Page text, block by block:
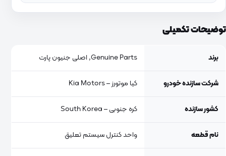
توضیحات تکمیلی
برند Genuine Parts, اصلی جنیون پارت
شرکت سازنده خودرو کیا موتورز – Kia Motors
کشور سازنده کره جنوبی – South Korea
نام قطعه واحد کنترل سیستم تعلیق